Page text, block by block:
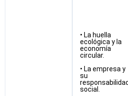
• La huella
ecológica y la
economía
circular.
• La empresa y
su
responsabilidad
social.